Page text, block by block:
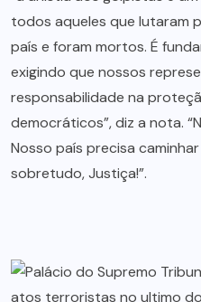
todos aqueles que lutaram
país e foram mortos. É
exigindo que nossos
responsabilidade na
democráticos”, diz a nota.
Nosso país precisa
sobretudo, Justiça!”.